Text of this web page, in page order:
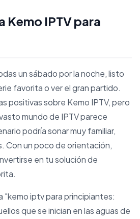
Kemo IPTV para
un sábado por la noche, listo
favorita o ver el gran partido.
positivas sobre Kemo IPTV, pero
mundo de IPTV parece
podría sonar muy familiar,
Con un poco de orientación,
en tu solución de
"kemo iptv para principiantes:
que se inician en las aguas de